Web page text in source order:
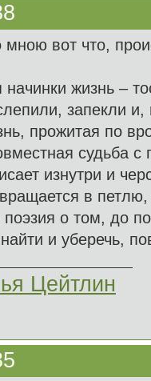
мною вот что,
начинки жизнь –
запекли
прожитая по
судьба
изнутри и
в
поэзия о том, до
и уберечь,
Цейтлин